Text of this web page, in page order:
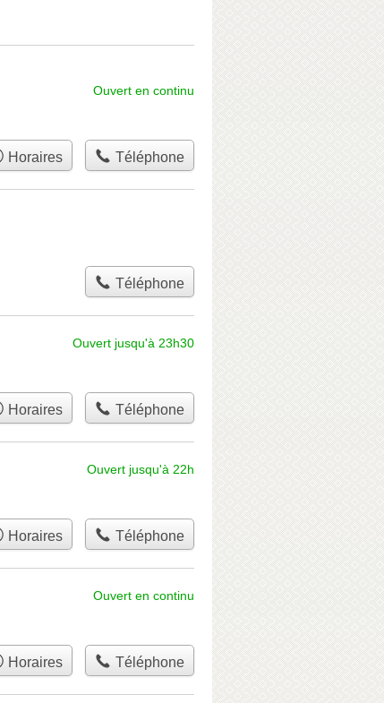
Ouvert en continu
Horaires Téléphone
Téléphone
Ouvert jusqu'à 23h30
Horaires Téléphone
Ouvert jusqu'à 22h
Horaires Téléphone
Ouvert en continu
Horaires Téléphone